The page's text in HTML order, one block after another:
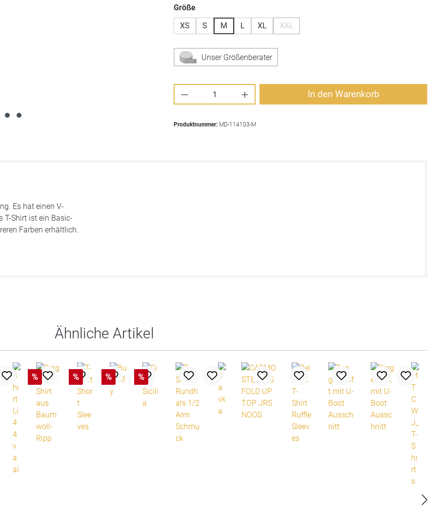
Größeauswählen
XS
S M L XL XXL
Unser Größenberater
Produkt Anzahl: Gib den gewünschten Wert ein
In den Warenkorb
Produktnummer: MD-114103-M
Es hat einen V-
T-Shirt ist ein Basic-
Farben erhältlich.
Ähnliche Artikel
% % % %